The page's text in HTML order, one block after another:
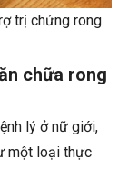
trị chứng rong
chữa rong
lý ở nữ giới,
một loại thực